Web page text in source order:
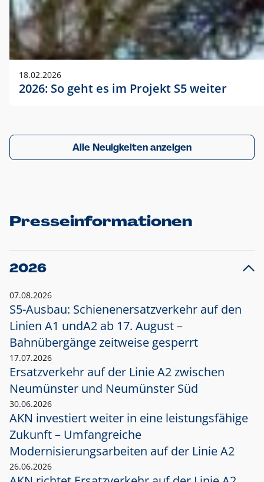
18.02.2026
2026: So geht es im Projekt S5 weiter
Alle Neuigkeiten anzeigen
Presseinformationen
2026
07.08.2026
S5-Ausbau: Schienenersatzverkehr auf den
Linien A1 undA2 ab 17. August –
Bahnübergänge zeitweise gesperrt
17.07.2026
Ersatzverkehr auf der Linie A2 zwischen
Neumünster und Neumünster Süd
30.06.2026
AKN investiert weiter in eine leistungsfähige
Zukunft – Umfangreiche
Modernisierungsarbeiten auf der Linie A2
26.06.2026